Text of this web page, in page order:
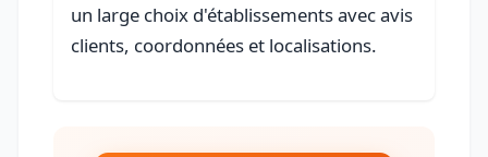
un large choix d'établissements avec avis
clients, coordonnées et localisations.